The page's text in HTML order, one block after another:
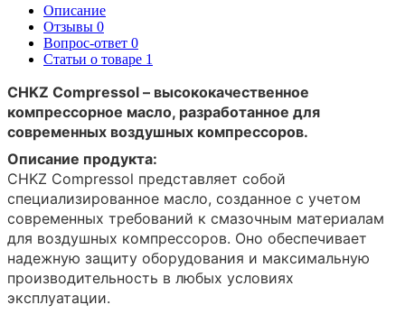
Описание
Отзывы 0
Вопрос-ответ 0
Статьи о товаре 1
CHKZ Compressol – высококачественное
компрессорное масло, разработанное для
современных воздушных компрессоров.
Описание продукта:
CHKZ Compressol представляет собой
специализированное масло, созданное с учетом
современных требований к смазочным материалам
для воздушных компрессоров. Оно обеспечивает
надежную защиту оборудования и максимальную
производительность в любых условиях
эксплуатации.